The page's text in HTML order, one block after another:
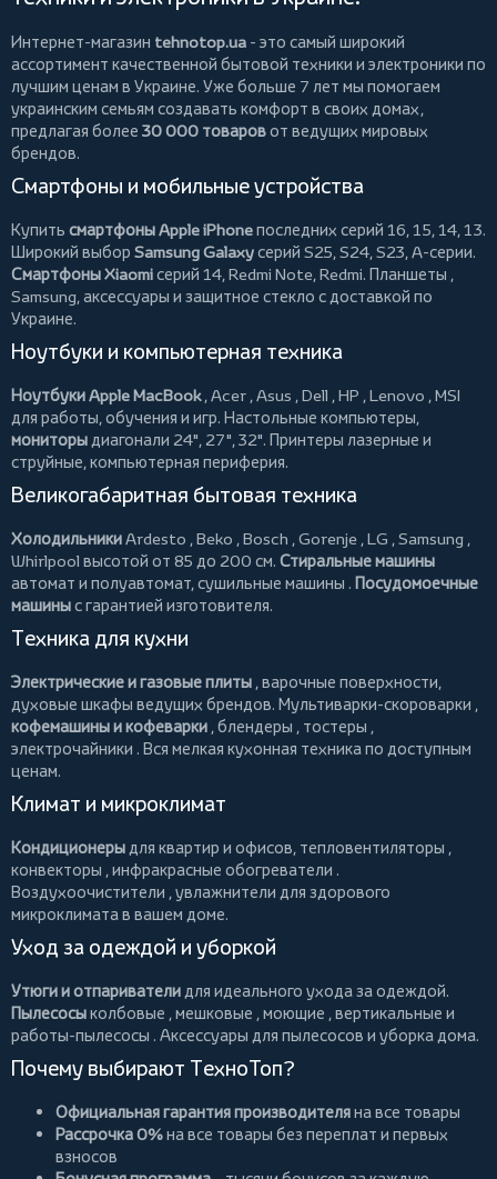
Интернет-магазин tehnotop.ua - это самый широкий
ассортимент качественной бытовой техники и электроники по
лучшим ценам в Украине. Уже больше 7 лет мы помогаем
украинским семьям создавать комфорт в своих домах,
предлагая более 30 000 товаровот ведущих мировых
брендов.
Смартфоны и мобильные устройства
Купить смартфоны Apple iPhoneпоследних серий 16, 15, 14, 13.
Широкий выбор Samsung Galaxyсерий S25, S24, S23, A-серии.
Смартфоны Xiaomiсерий 14, Redmi Note, Redmi. Планшеты ,
Samsung, аксессуары и защитное стекло с доставкой по
Украине.
Ноутбуки и компьютерная техника
Ноутбуки Apple MacBook,Acer ,Asus ,Dell ,HP ,Lenovo ,MSI
для работы, обучения и игр. Настольные компьютеры,
мониторыдиагонали 24", 27", 32". Принтеры лазерные и
струйные, компьютерная периферия.
Великогабаритная бытовая техника
ХолодильникиArdesto ,Beko ,Bosch ,Gorenje ,LG ,Samsung ,
Whirlpool высотой от 85 до 200 см. Стиральные машины
автомат и полуавтомат,сушильные машины . Посудомоечные
машиныс гарантией изготовителя.
Техника для кухни
Электрические и газовые плиты , варочные поверхности,
духовые шкафы ведущих брендов. Мультиварки-скороварки ,
кофемашины и кофеварки ,блендеры , тостеры ,
электрочайники . Вся мелкая кухонная техника по доступным
ценам.
Климат и микроклимат
Кондиционерыдля квартир и офисов, тепловентиляторы ,
конвекторы ,инфракрасные обогреватели .
Воздухоочистители , увлажнители для здорового
микроклимата в вашем доме.
Уход за одеждой и уборкой
Утюги и отпаривателидля идеального ухода за одеждой.
Пылесосыколбовые ,мешковые ,моющие ,вертикальные и
работы-пылесосы . Аксессуары для пылесосов и уборка дома.
Почему выбирают ТехноТоп?
Официальная гарантия производителяна все товары
Рассрочка 0%на все товары без переплат и первых
взносов